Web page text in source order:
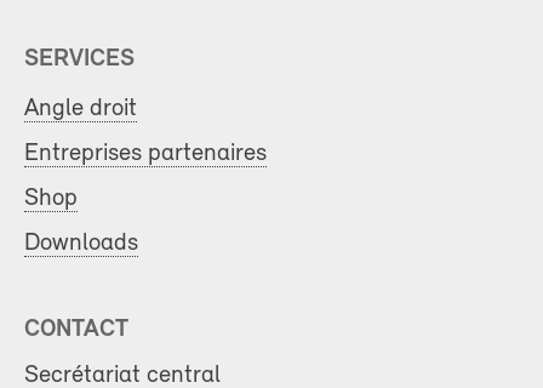
SERVICES
Angle droit
Entreprises partenaires
Shop
Downloads
CONTACT
Secrétariat central